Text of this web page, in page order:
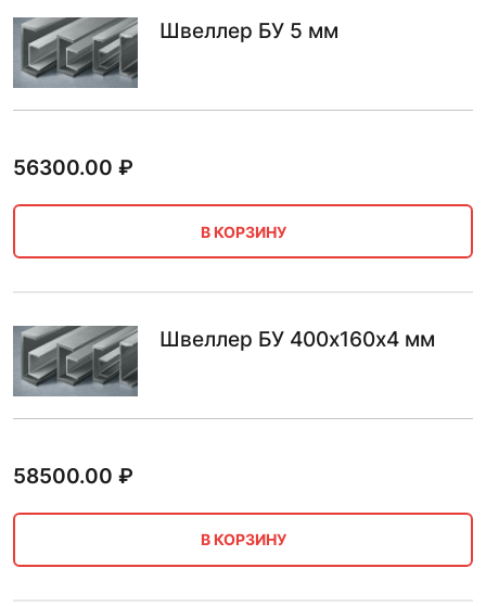
Швеллер БУ 5 мм
56300.00 ₽
В КОРЗИНУ
Швеллер БУ 400х160х4 мм
58500.00 ₽
В КОРЗИНУ